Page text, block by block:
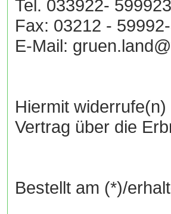
Tel. 033922- 599923
Fax: 03212 -
E-Mail:
Hiermit
Vertrag über die
Bestellt am (*)/